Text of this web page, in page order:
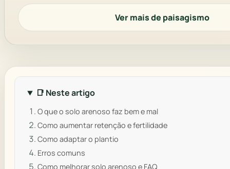
Ver mais de paisagismo
📑 Neste artigo
O que o solo arenoso faz bem e mal
Como aumentar retenção e fertilidade
Como adaptar o plantio
Erros comuns
Como melhorar solo arenoso e FAQ